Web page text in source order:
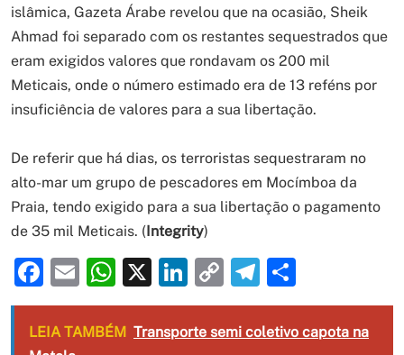
islâmica, Gazeta Árabe revelou que na ocasião, Sheik
Ahmad foi separado com os restantes sequestrados que
eram exigidos valores que rondavam os 200 mil
Meticais, onde o número estimado era de 13 reféns por
insuficiência de valores para a sua libertação.
De referir que há dias, os terroristas sequestraram no
alto-mar um grupo de pescadores em Mocímboa da
Praia, tendo exigido para a sua libertação o pagamento
de 35 mil Meticais. ( Integrity)
Facebook
EmailWhatsApp
X LinkedIn
Copy
Link
Telegram
LEIA TAMBÉM Transporte semi coletivo capota na